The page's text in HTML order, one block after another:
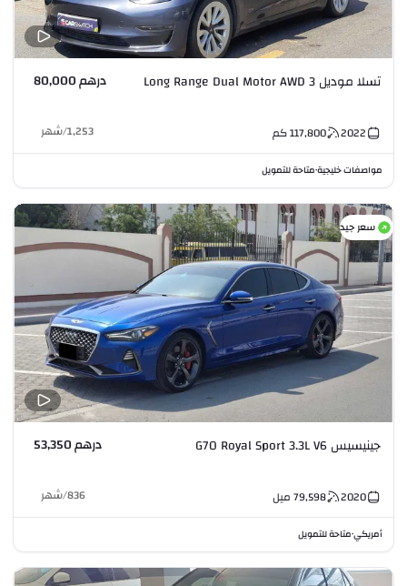
تسلا موديل 3 Long Range Dual Motor AWD درهم 80,000
2022
117,800كم 1,253
/شهر
مواصفات خليجية•متاحة للتمويل
سعر جيد
جينيسيس G70 Royal Sport 3.3L V6 درهم 53,350
2020
79,598 ميل 836
/شهر
أمريكي•متاحة للتمويل